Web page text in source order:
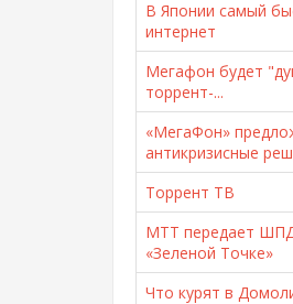
В Японии самый
интернет
Мегафон будет
торрент-...
«МегаФон»
антикризисные
Торрент ТВ
МТТ передает
«Зеленой Точке»
Что курят в